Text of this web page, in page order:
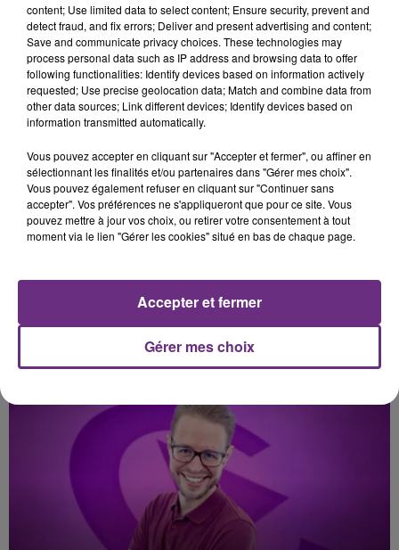
INDOCHINE
J'ai Demande A La Lune
ALEX WARREN
Fever Dream
3h56
3h56
Talk To You
3h54
3h54
A L'ANTENNE
content; Use limited data to select content; Ensure security, prevent and
detect fraud, and fix errors; Deliver and present advertising and content;
Save and communicate privacy choices. These technologies may
process personal data such as IP address and browsing data to offer
following functionalities: Identify devices based on information actively
requested; Use precise geolocation data; Match and combine data from
other data sources; Link different devices; Identify devices based on
information transmitted automatically.
Vous pouvez accepter en cliquant sur "Accepter et fermer", ou affiner en
sélectionnant les finalités et/ou partenaires dans "Gérer mes choix".
Vous pouvez également refuser en cliquant sur "Continuer sans
accepter". Vos préférences ne s'appliqueront que pour ce site. Vous
pouvez mettre à jour vos choix, ou retirer votre consentement à tout
moment via le lien "Gérer les cookies" situé en bas de chaque page.
Gérer mes choix
Accepter et fermer